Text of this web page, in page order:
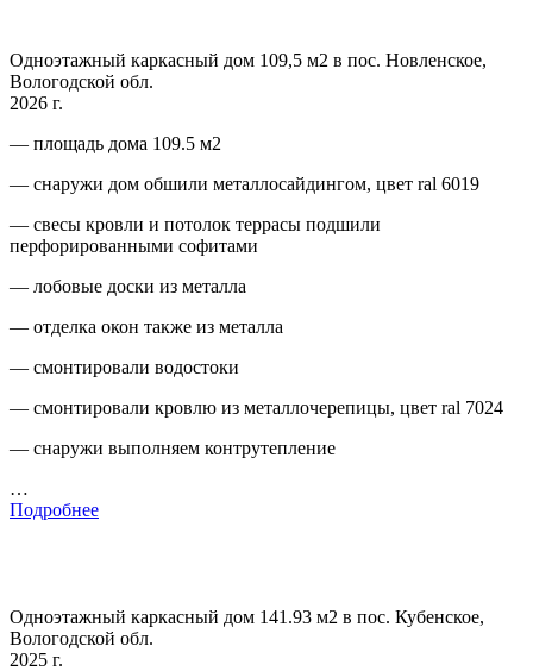
Одноэтажный каркасный дом 109,5 м2 в пос. Новленское,
Вологодской обл.
2026 г.
— площадь дома 109.5 м2
— снаружи дом обшили металлосайдингом, цвет ral 6019
— свесы кровли и потолок террасы подшили
перфорированными софитами
— лобовые доски из металла
— отделка окон также из металла
— смонтировали водостоки
— смонтировали кровлю из металлочерепицы, цвет ral 7024
— снаружи выполняем контрутепление
…
Подробнее
Одноэтажный каркасный дом 141.93 м2 в пос. Кубенское,
Вологодской обл.
2025 г.